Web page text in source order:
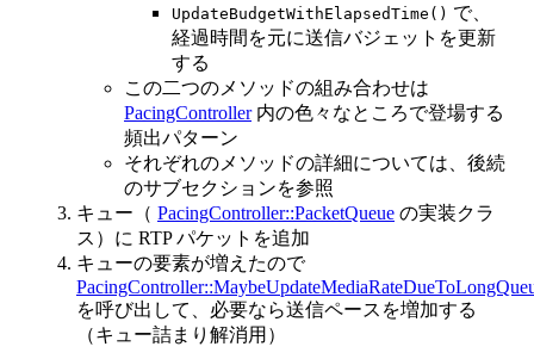
UpdateBudgetWithElapsedTime() で、
経過時間を元に送信バジェットを更新
する
この二つのメソッドの組み合わせは
PacingController内の色々なところで登場する
頻出パターン
それぞれのメソッドの詳細については、後続
のサブセクションを参照
キュー（ PacingController::PacketQueue の実装クラ
ス）に RTP パケットを追加
キューの要素が増えたので
を呼び出して、必要なら送信ペースを増加する
（キュー詰まり解消用）